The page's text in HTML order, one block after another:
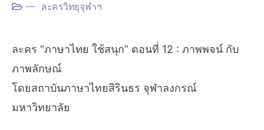
ละครวิทยุจุฬาฯ
ละคร “ภาษาไทย ใช้สนุก” ตอนที่ 12 : ภาพพจน์ กับ
ภาพลักษณ์
โดยสถาบันภาษาไทยสิรินธร จุฬาลงกรณ์
มหาวิทยาลัย